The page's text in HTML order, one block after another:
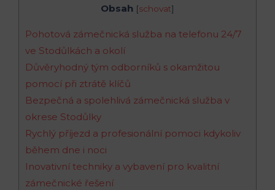
Obsah [schovat]
Pohotová zámečnická služba na telefonu 24/7
ve Stodůlkách a okolí
Důvěryhodný tým odborníků s okamžitou
pomocí při ztrátě klíčů
Bezpečná a spolehlivá zámečnická služba v
okrese Stodůlky
Rychlý příjezd a profesionální pomoci kdykoliv
během dne i noci
Inovativní techniky a vybavení pro kvalitní
zámečnické řešení